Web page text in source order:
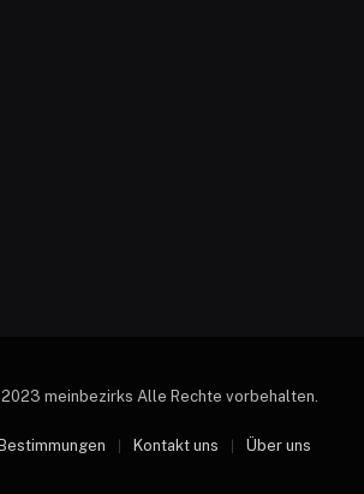
meinbezirks Alle Rechte vorbehalten.
Kontakt uns Über uns